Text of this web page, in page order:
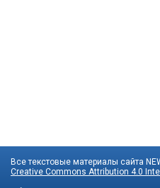
Все текстовые материалы сайта
Creative Commons Attribution 4.0